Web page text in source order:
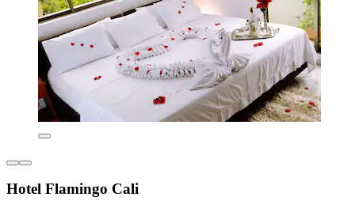
Hotel Flamingo Cali